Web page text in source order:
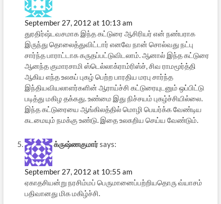
September 27, 2012 at 10:13 am
துரதிர்ஷ்டவசமாக இந்த கட்டுரை ஆசிரியர் என் நண்பராக
இருந்து தொலைத்துவிட்டார் எனவே நான் சொல்வது நட்பு
சார்ந்த பாராட்டாக கருதப்பட்டுவிடலாம். ஆனால் இந்த கட்டுரை
ஆனந்த குமாரசாமி ஸ்டெல்லாக்ராம்ரிஸ்ச், சிவ ராமமூர்த்தி
ஆகிய எந்த உலகப் புகழ் பெற்ற பாரதிய மரபு சார்ந்த
இந்தியவியலாளர்களின் ஆராய்ச்சி கட்டுரையுடனும் ஒப்பிட்டு
படித்து மகிழ தக்கது. உண்மை இது நிச்சயம் புகழ்ச்சியில்லை.
இந்த கட்டுரையை ஆங்கிலத்தில் மொழி பெயர்க்க வேண்டிய
கடமையும் நமக்கு உண்டு. இதை உலகறிய செய்ய வேண்டும்.
க்ருஷ்ணகுமார்says:
September 27, 2012 at 10:55 am
ஏகாதசியன்று நரசிம்மப் பெருமானைப்பற்றியதொரு வ்யாசம்
பதிவானது மிக மகிழ்ச்சி.